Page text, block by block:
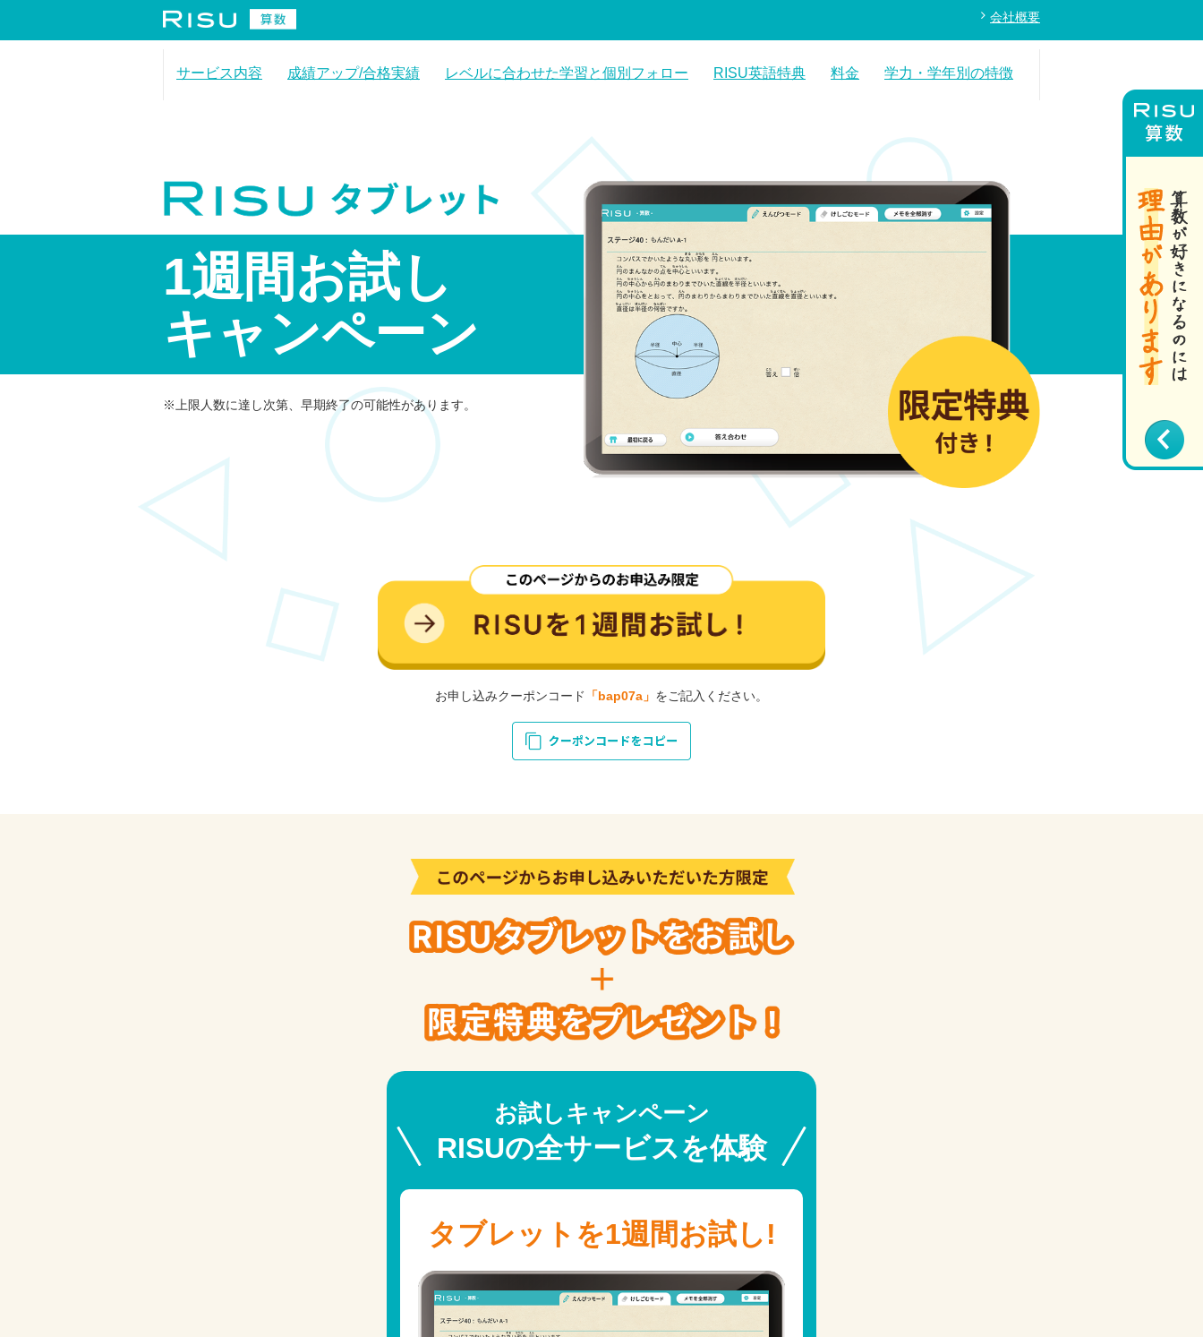
会社概要
サービス内容 成績アップ/合格実績 レベルに合わせた学習と個別フォロー
データに基づく個別フォロー
RISU英語特典 料金 学力・学年別の特徴
３年生レベル
受験基礎レベル
1週間お試し
キャンペーン
※上限人数に達し次第、早期終了の可能性があります。
お申し込みクーポンコード 「bap07a」 をご記入ください。
お試しキャンペーン
RISUの全サービスを体験
タブレットを1週間お試し!